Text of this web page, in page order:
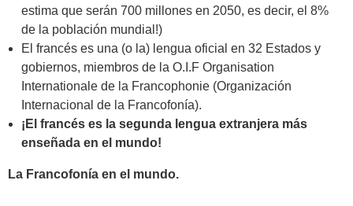
estima que serán 700 millones en 2050, es decir, el 8%
de la población mundial!)
El francés es una (o la) lengua oficial en 32 Estados y
gobiernos, miembros de la O.I.F Organisation
Internationale de la Francophonie (Organización
Internacional de la Francofonía).
¡El francés es la segunda lengua extranjera más
enseñada en el mundo!
La Francofonía en el mundo.